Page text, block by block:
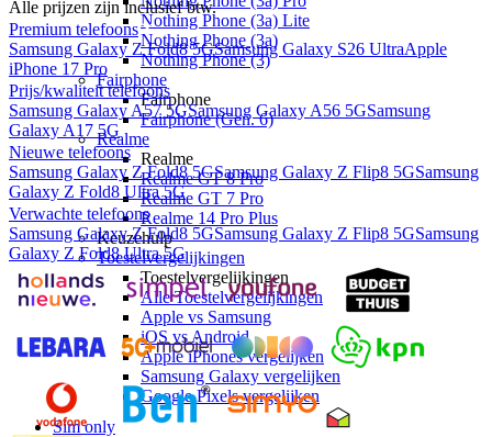
Nothing Phone (3a) Lite
Nothing Phone (3a)
Nothing Phone (3)
Fairphone
Fairphone
Fairphone (Gen. 6)
Realme
Realme
Realme GT 8 Pro
Realme GT 7 Pro
Realme 14 Pro Plus
Keuzehulp
Toestelvergelijkingen
Toestelvergelijkingen
Alle Toestelvergelijkingen
Apple vs Samsung
iOS vs Android
Apple iPhones vergelijken
Samsung Galaxy vergelijken
Google Pixels vergelijken
Sim only
Alle prijzen zijn inclusief btw.
Premium telefoons
Samsung Galaxy Z Fold8 5GSamsung Galaxy S26 UltraApple
iPhone 17 Pro
Prijs/kwaliteit telefoons
Samsung Galaxy A57 5GSamsung Galaxy A56 5GSamsung
Galaxy A17 5G
Nieuwe telefoons
Samsung Galaxy Z Fold8 5GSamsung Galaxy Z Flip8 5GSamsung
Galaxy Z Fold8 Ultra 5G
Verwachte telefoons
Samsung Galaxy Z Fold8 5GSamsung Galaxy Z Flip8 5GSamsung
Galaxy Z Fold8 Ultra 5G